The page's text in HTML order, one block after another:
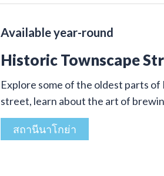
Available year-round
Historic Townscape
Explore some of the oldest parts
street, learn about the art of
สถานีนาโกย่า